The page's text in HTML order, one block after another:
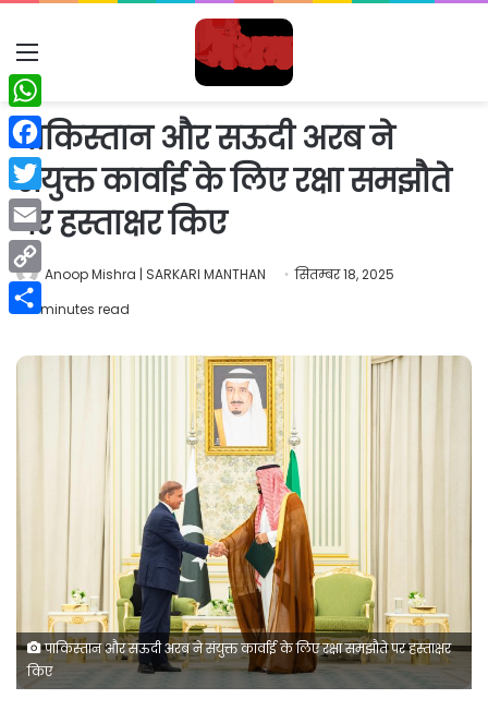
Menu
पाकिस्तान और सऊदी अरब ने
संयुक्त कार्वाई के लिए रक्षा समझौते
पर हस्ताक्षर किए
Anoop Mishra | SARKARI MANTHAN
सितम्बर 18, 2025
2 minutes read
पाकिस्तान और सऊदी अरब ने संयुक्त कार्वाई के लिए रक्षा समझौते पर हस्ताक्षर
किए
WhatsApp
Facebook
Twitter
Email
Copy
Link